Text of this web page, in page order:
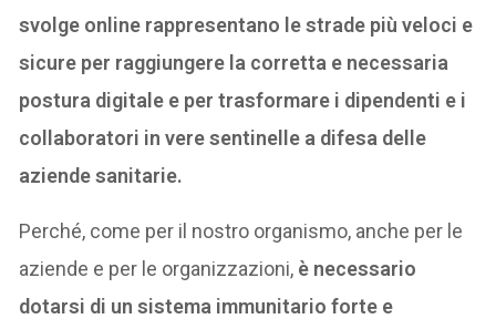
svolge online rappresentano le strade più veloci e
sicure per raggiungere la corretta e necessaria
postura digitale e per trasformare i dipendenti e i
collaboratori in vere sentinelle a difesa delle
aziende sanitarie.
Perché, come per il nostro organismo, anche per le
aziende e per le organizzazioni, è necessario
dotarsi di un sistema immunitario forte e